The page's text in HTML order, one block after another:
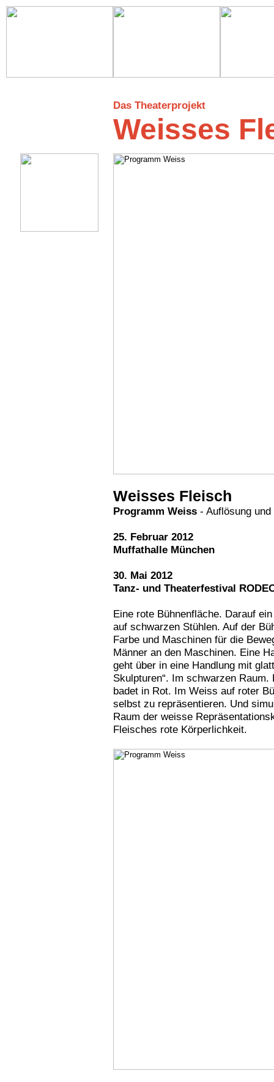
Das Theaterprojekt
Weisses
Weisses Fleisch
Programm Weiss - Auflösung
25. Februar 2012
Muffathalle München
30. Mai 2012
Tanz- und Theaterfestival
Eine rote Bühnenfläche. Darauf
auf schwarzen Stühlen. Auf der
Farbe und Maschinen für die
Männer an den Maschinen. Eine
geht über in eine Handlung mit
Skulpturen“. Im schwarzen
badet in Rot. Im Weiss auf roter
selbst zu repräsentieren. Und
Raum der weisse
Fleisches rote Körperlichkeit.